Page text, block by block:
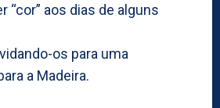
“cor” aos dias de alguns
os para uma
a Madeira.